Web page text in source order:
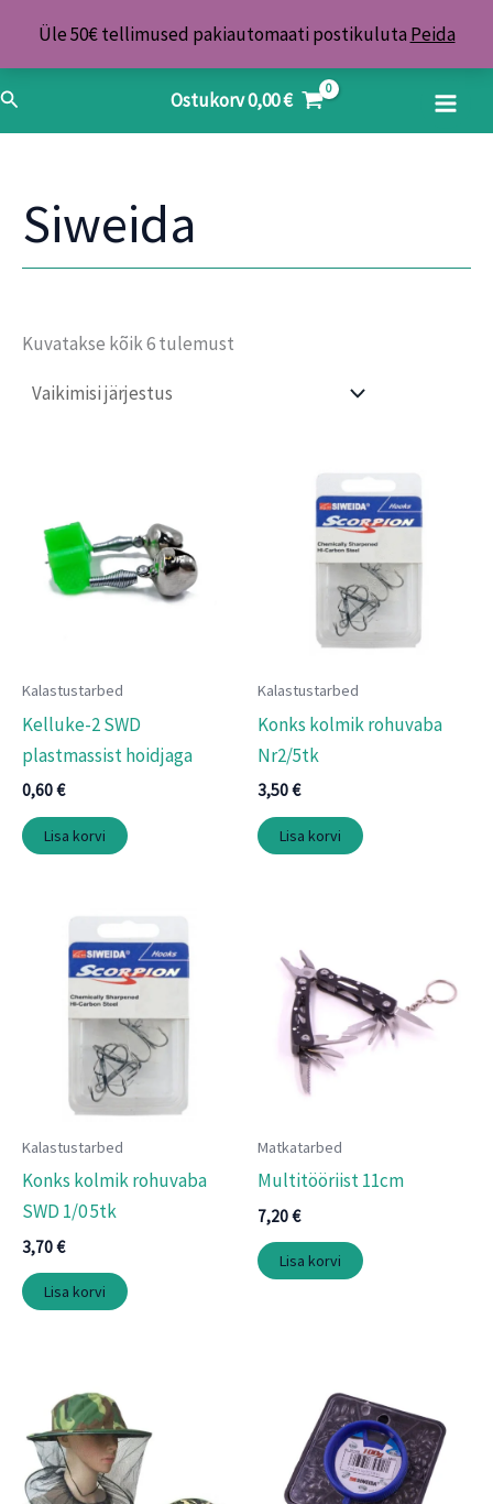
Üle 50€ tellimused pakiautomaati postikuluta Peida
content
Search Ostukorv0,00€
Siweida
Kuvatakse kõik 6 tulemust
Kalastustarbed
Kelluke-2 SWD
plastmassist hoidjaga
0,60€
Lisa korvi
Kalastustarbed
Konks kolmik rohuvaba
Nr2/5tk
3,50€
Lisa korvi
Kalastustarbed
Konks kolmik rohuvaba
SWD 1/0 5tk
3,70€
Lisa korvi
Matkatarbed
Multitööriist 11cm
7,20€
Lisa korvi